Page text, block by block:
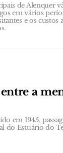
de Alenquer
em vários
e os custos
a
em 1945,
do Estuário do